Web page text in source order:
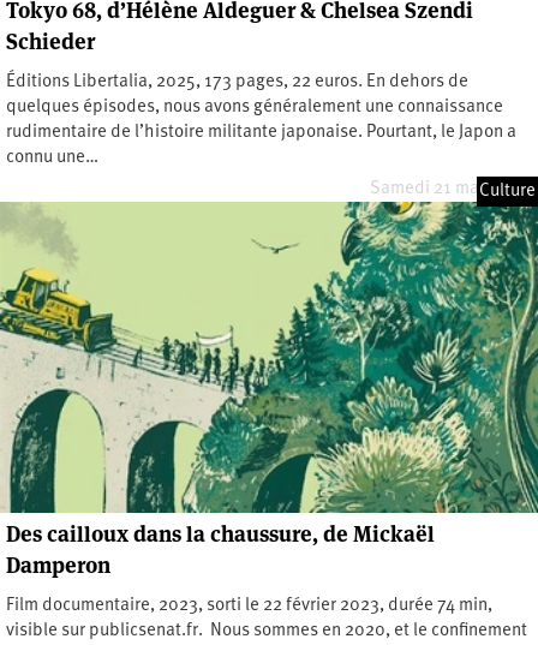
Tokyo 68, d’Hélène Aldeguer & Chelsea Szendi
Schieder
Éditions Libertalia, 2025, 173 pages, 22 euros. En dehors de
quelques épisodes, nous avons généralement une connaissance
rudimentaire de l’histoire militante japonaise. Pourtant, le Japon a
connu une…
Samedi 21 mars 2026
Culture
Des cailloux dans la chaussure, de Mickaël
Damperon
Film documentaire, 2023, sorti le 22 février 2023, durée 74 min,
visible sur publicsenat.fr. Nous sommes en 2020, et le confinement